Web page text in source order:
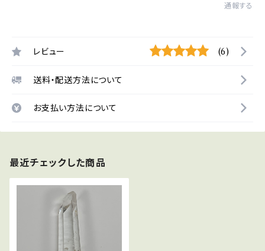
通報する
レビュー (6)
送料・配送方法について
お支払い方法について
最近チェックした商品